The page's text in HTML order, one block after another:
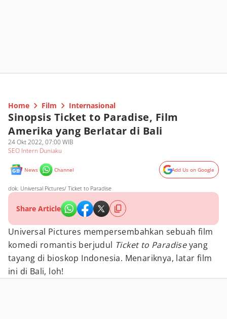
Home Film Internasional
Sinopsis Ticket to Paradise, Film
Amerika yang Berlatar di Bali
24 Okt 2022, 07:00 WIB
SEO Intern Duniaku
News Channel Add Us on Google
dok. Universal Pictures/ Ticket to Paradise
Share Article
Universal Pictures mempersembahkan sebuah film
komedi romantis berjudul Ticket to Paradiseyang
tayang di bioskop Indonesia. Menariknya, latar film
ini di Bali, loh!